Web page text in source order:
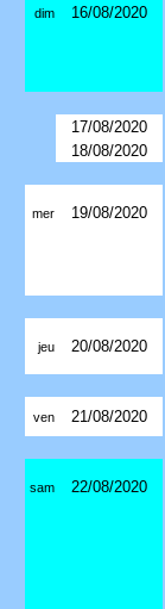
dim 16/08/2020
17/08/2020
18/08/2020
mer 19/08/2020
jeu 20/08/2020
ven 21/08/2020
sam 22/08/2020